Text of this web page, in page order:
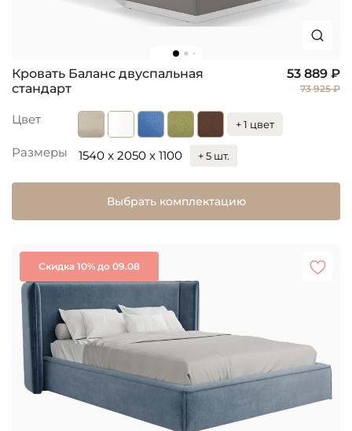
Кровать Баланс двуспальная
стандарт
53 889 ₽
73 925 ₽
Цвет + 1 цвет
Размеры 1540 x 2050 x 1100 + 5 шт.
Выбрать комплектацию
Скидка 10% до 09.08